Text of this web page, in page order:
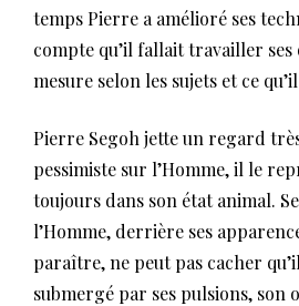
temps Pierre a amélioré ses
compte qu’il fallait travailler
mesure selon les sujets et ce
Pierre Segoh jette un regard
pessimiste sur l’Homme, il le
toujours dans son état animal.
l’Homme, derrière ses
paraître, ne peut pas cacher
submergé par ses pulsions, son